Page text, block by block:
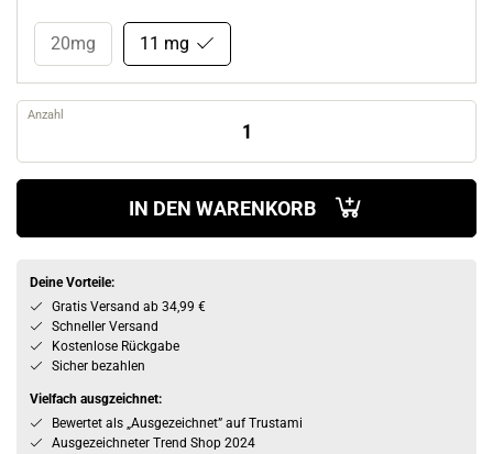
20mg 11 mg
Anzahl
IN DEN WARENKORB
Deine Vorteile:
Gratis Versand ab 34,99 €
Schneller Versand
Kostenlose Rückgabe
Sicher bezahlen
Vielfach ausgzeichnet:
Bewertet als „Ausgezeichnet” auf Trustami
Ausgezeichneter Trend Shop 2024